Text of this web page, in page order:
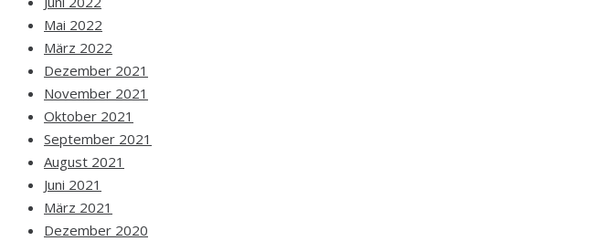
Mai 2022
März 2022
Dezember 2021
November 2021
Oktober 2021
September 2021
August 2021
Juni 2021
März 2021
Dezember 2020